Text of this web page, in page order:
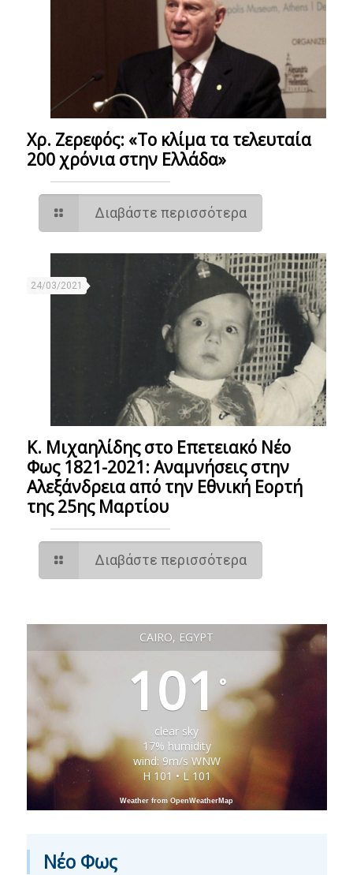
Χρ. Ζερεφός: «Το κλίμα τα τελευταία
200 χρόνια στην Ελλάδα»
Διαβάστε περισσότερα
24/03/2021
Κ. Μιχαηλίδης στο Επετειακό Νέο
Φως 1821-2021: Αναμνήσεις στην
Αλεξάνδρεια από την Εθνική Εορτή
της 25ης Μαρτίου
Διαβάστε περισσότερα
CAIRO, EGYPT
101°
clear sky
17% humidity
wind: 9m/s WNW
H 101 • L 101
Weather from OpenWeatherMap
Νέο Φως